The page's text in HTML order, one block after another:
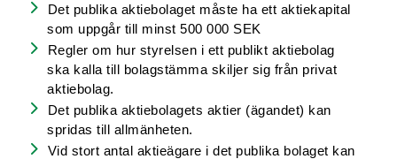
Det publika aktiebolaget måste ha ett aktiekapital
som uppgår till minst 500 000 SEK
Regler om hur styrelsen i ett publikt aktiebolag
ska kalla till bolagstämma skiljer sig från privat
aktiebolag.
Det publika aktiebolagets aktier (ägandet) kan
spridas till allmänheten.
Vid stort antal aktieägare i det publika bolaget kan